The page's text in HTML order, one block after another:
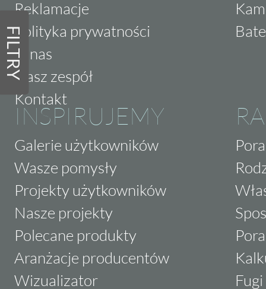
FILTRY
Reklamacje
Polityka prywatności
O nas
Nasz zespół
Kontakt
INSPIRUJEMY
Galerie użytkowników
Wasze pomysły
Projekty użytkowników
Nasze projekty
Polecane produkty
Aranżacje producentów
Wizualizator